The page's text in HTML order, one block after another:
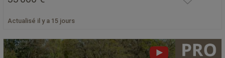
Actualisé il y a 15 jours